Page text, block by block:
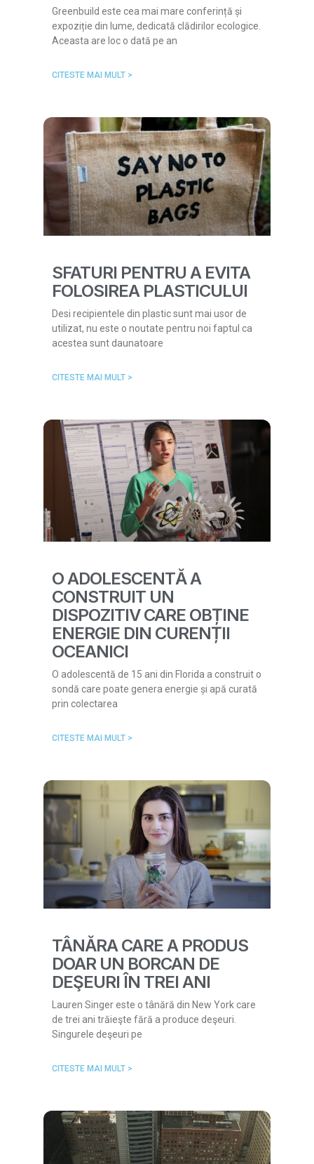
Greenbuild este cea mai mare conferință și
expoziție din lume, dedicată clădirilor ecologice.
Aceasta are loc o dată pe an
CITESTE MAI MULT >
SFATURI PENTRU A EVITA
FOLOSIREA PLASTICULUI
Desi recipientele din plastic sunt mai usor de
utilizat, nu este o noutate pentru noi faptul ca
acestea sunt daunatoare
CITESTE MAI MULT >
O ADOLESCENTĂ A
CONSTRUIT UN
DISPOZITIV CARE OBȚINE
ENERGIE DIN CURENȚII
OCEANICI
O adolescentă de 15 ani din Florida a construit o
sondă care poate genera energie și apă curată
prin colectarea
CITESTE MAI MULT >
TÂNĂRA CARE A PRODUS
DOAR UN BORCAN DE
DEŞEURI ÎN TREI ANI
Lauren Singer este o tânără din New York care
de trei ani trăieşte fără a produce deşeuri.
Singurele deşeuri pe
CITESTE MAI MULT >